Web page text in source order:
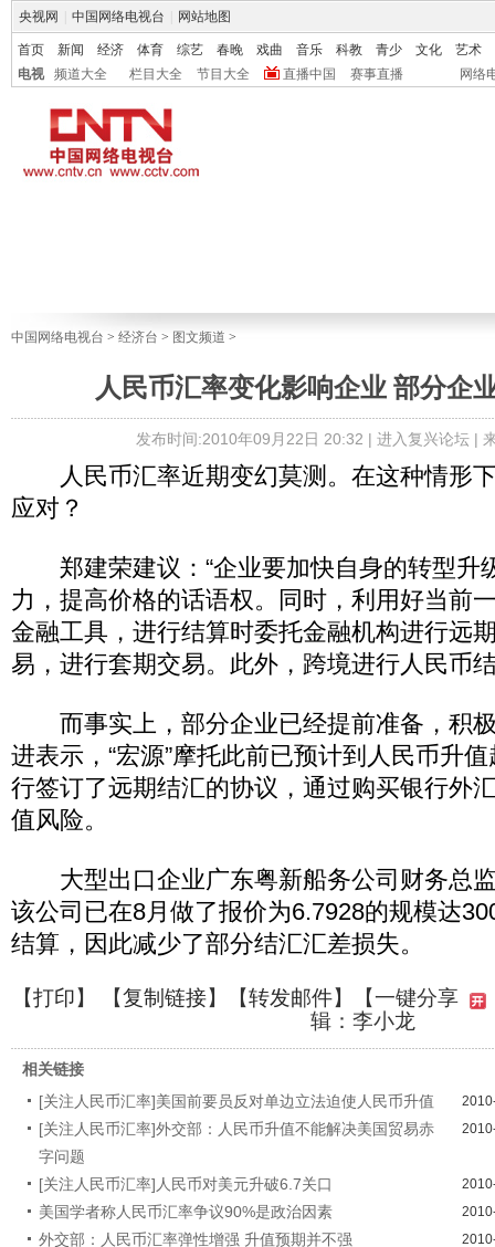
央视网 中国网络电视台 网站地图
首页 新闻 经济 体育 综艺 春晚 戏曲 音乐 科教 青少 文化
艺术
电视
频道大全 栏目大全 节目大全 直播中国 赛事直播 网络
中国网络电视台 > 经济台 > 图文频道 >
人民币汇率变化影响企业 部分企
发布时间:2010年09月22日 20:32 | 进入复兴论坛|
人民币汇率近期变幻莫测。在这种情形
应对？
郑建荣建议：“企业要加快自身的转型升
力，提高价格的话语权。同时，利用好当前
金融工具，进行结算时委托金融机构进行远
易，进行套期交易。此外，跨境进行人民币
而事实上，部分企业已经提前准备，积
进表示，“宏源”摩托此前已预计到人民币升
行签订了远期结汇的协议，通过购买银行外
值风险。
大型出口企业广东粤新船务公司财务总
该公司已在8月做了报价为6.7928的规模达
结算，因此减少了部分结汇汇差损失。
【打印】 【复制链接】【转发邮件】
【一键分享
辑：李小龙
相关链接
[关注人民币汇率]美国前要员反对单边立法迫使人民币升值
[关注人民币汇率]外交部：人民币升值不能解决美国贸易赤
字问题
[关注人民币汇率]人民币对美元升破6.7关口
美国学者称人民币汇率争议90%是政治因素
外交部：人民币汇率弹性增强 升值预期并不强